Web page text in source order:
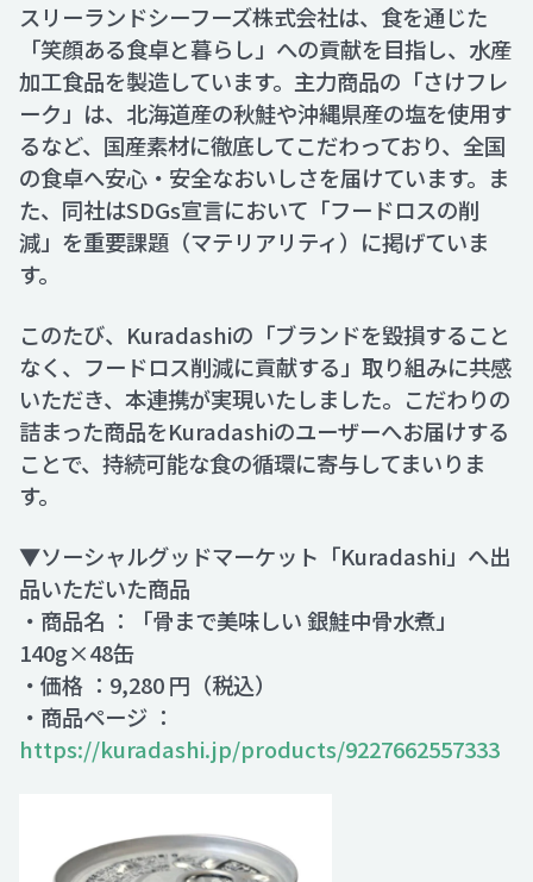
スリーランドシーフーズ株式会社は、食を通じた
「笑顔ある食卓と暮らし」への貢献を目指し、水産
加工食品を製造しています。主力商品の「さけフレ
ーク」は、北海道産の秋鮭や沖縄県産の塩を使用す
るなど、国産素材に徹底してこだわっており、全国
の食卓へ安心・安全なおいしさを届けています。ま
た、同社はSDGs宣言において「フードロスの削
減」を重要課題（マテリアリティ）に掲げていま
す。
このたび、Kuradashiの「ブランドを毀損すること
なく、フードロス削減に貢献する」取り組みに共感
いただき、本連携が実現いたしました。こだわりの
詰まった商品をKuradashiのユーザーへお届けする
ことで、持続可能な食の循環に寄与してまいりま
す。
▼ソーシャルグッドマーケット「Kuradashi」へ出
品いただいた商品
・商品名 ：「骨まで美味しい 銀鮭中骨水煮」
140g×48缶
・価格 ：9,280 円（税込）
・商品ページ ：
https://kuradashi.jp/products/9227662557333